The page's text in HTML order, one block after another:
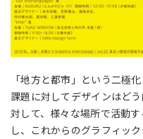
「地方と都市」という二極
課題に対してデザインはど
対して、様々な場所で活動
し、これからのグラフィッ